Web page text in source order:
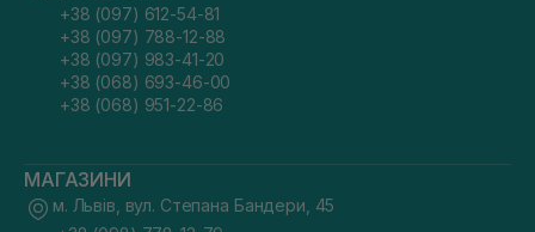
+38 (097) 612-54-81
+38 (097) 788-12-88
+38 (097) 983-41-20
+38 (068) 693-46-00
+38 (068) 951-22-86
МАГАЗИНИ
м. Львів, вул. Степана Бандери, 45